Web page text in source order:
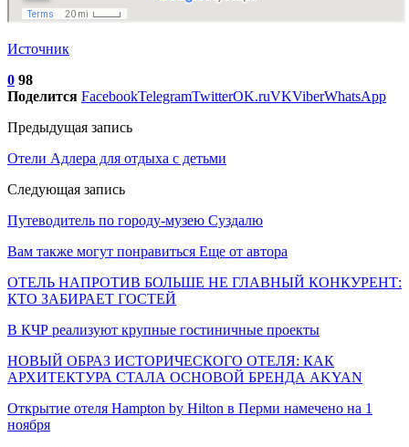
Источник
0 98
Поделится FacebookTelegramTwitterOK.ruVKViberWhatsApp
Предыдущая запись
Отели Адлера для отдыха с детьми
Следующая запись
Путеводитель по городу-музею Суздалю
Вам также могут понравиться Еще от автора
ОТЕЛЬ НАПРОТИВ БОЛЬШЕ НЕ ГЛАВНЫЙ КОНКУРЕНТ:
КТО ЗАБИРАЕТ ГОСТЕЙ
В КЧР реализуют крупные гостиничные проекты
НОВЫЙ ОБРАЗ ИСТОРИЧЕСКОГО ОТЕЛЯ: КАК
АРХИТЕКТУРА СТАЛА ОСНОВОЙ БРЕНДА AKYAN
Открытие отеля Hampton by Hilton в Перми намечено на 1
ноября